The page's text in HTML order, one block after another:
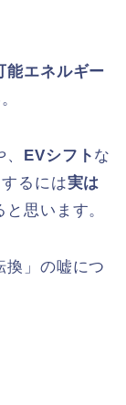
能エネルギー
、 EVシフト な
るには実は
思います。
換」の嘘につ